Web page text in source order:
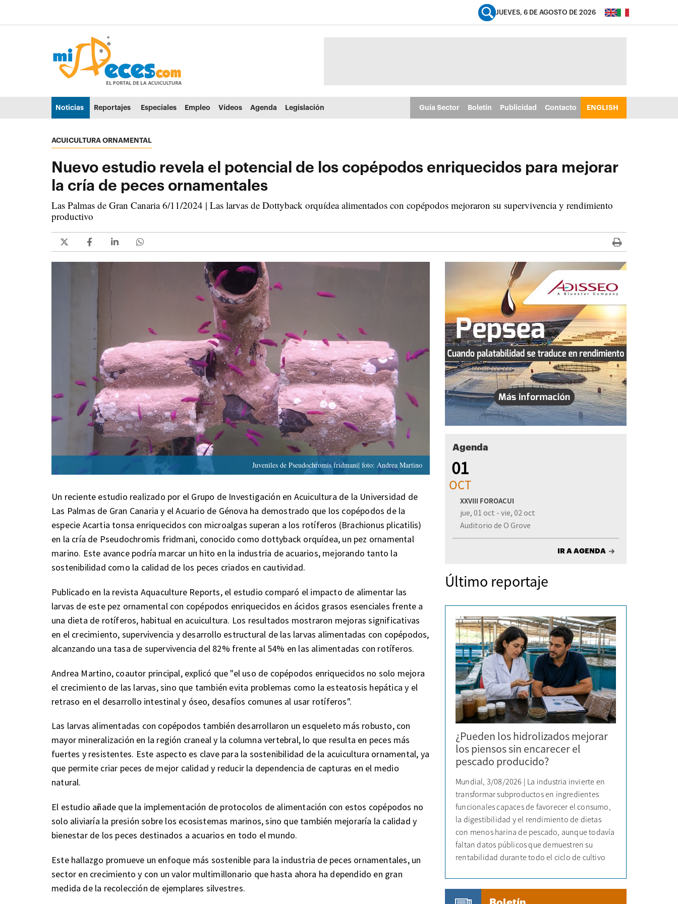
Ir al menú principal (alt + u)
JUEVES, 6 DE AGOSTO DE 2026
Noticias Reportajes Especiales Empleo Vídeos Agenda Legislación Guía Sector Boletín Publicidad Contacto ENGLISH
ACUICULTURA ORNAMENTAL
Nuevo estudio revela el potencial de los copépodos enriquecidos para mejorar
la cría de peces ornamentales
Las Palmas de Gran Canaria 6/11/2024 | Las larvas de Dottyback orquídea alimentados con copépodos mejoraron su supervivencia y rendimiento
productivo
Juveniles de Pseudochromis fridmani| foto: Andrea Martino
Un reciente estudio realizado por el Grupo de Investigación en Acuicultura de la Universidad de
Las Palmas de Gran Canaria y el Acuario de Génova ha demostrado que los copépodos de la
especie Acartia tonsa enriquecidos con microalgas superan a los rotíferos (Brachionus plicatilis)
en la cría de Pseudochromis fridmani, conocido como dottyback orquídea, un pez ornamental
marino. Este avance podría marcar un hito en la industria de acuarios, mejorando tanto la
sostenibilidad como la calidad de los peces criados en cautividad.
Publicado en la revista Aquaculture Reports, el estudio comparó el impacto de alimentar las
larvas de este pez ornamental con copépodos enriquecidos en ácidos grasos esenciales frente a
una dieta de rotíferos, habitual en acuicultura. Los resultados mostraron mejoras significativas
en el crecimiento, supervivencia y desarrollo estructural de las larvas alimentadas con copépodos,
alcanzando una tasa de supervivencia del 82% frente al 54% en las alimentadas con rotíferos.
Andrea Martino, coautor principal, explicó que "el uso de copépodos enriquecidos no solo mejora
el crecimiento de las larvas, sino que también evita problemas como la esteatosis hepática y el
retraso en el desarrollo intestinal y óseo, desafíos comunes al usar rotíferos".
Las larvas alimentadas con copépodos también desarrollaron un esqueleto más robusto, con
mayor mineralización en la región craneal y la columna vertebral, lo que resulta en peces más
fuertes y resistentes. Este aspecto es clave para la sostenibilidad de la acuicultura ornamental, ya
que permite criar peces de mejor calidad y reducir la dependencia de capturas en el medio
natural.
El estudio añade que la implementación de protocolos de alimentación con estos copépodos no
solo aliviaría la presión sobre los ecosistemas marinos, sino que también mejoraría la calidad y
bienestar de los peces destinados a acuarios en todo el mundo.
Este hallazgo promueve un enfoque más sostenible para la industria de peces ornamentales, un
sector en crecimiento y con un valor multimillonario que hasta ahora ha dependido en gran
medida de la recolección de ejemplares silvestres.
Agenda
01
OCT
XXVIII FOROACUI
jue, 01 oct - vie, 02 oct
Auditorio de O Grove
IR A AGENDA
Último reportaje
¿Pueden los hidrolizados mejorar
los piensos sin encarecer el
pescado producido?
Mundial, 3/08/2026 | La industria invierte en
transformar subproductos en ingredientes
funcionales capaces de favorecer el consumo,
la digestibilidad y el rendimiento de dietas
con menos harina de pescado, aunque todavía
faltan datos públicos que demuestren su
rentabilidad durante todo el ciclo de cultivo